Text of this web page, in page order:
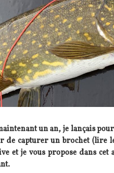
un an, je lançais
de capturer un brochet (lire
et je vous propose dans